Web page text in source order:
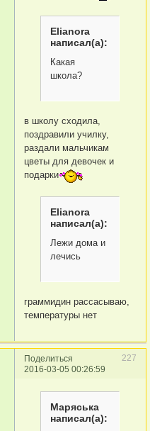
Elianora
написал(а):
Какая
школа?
в школу сходила,
поздравили училку,
раздали мальчикам
цветы для девочек и
подарки
Elianora
написал(а):
Лежи дома и
лечись
граммидин рассасываю,
температуры нет
Поделиться
227
2016-03-05 00:26:59
Маряська
написал(а):